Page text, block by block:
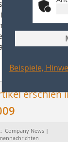
wurden,
Projektleiter
gemeinsam
zu-
erschien
Company News |
Beispiele,